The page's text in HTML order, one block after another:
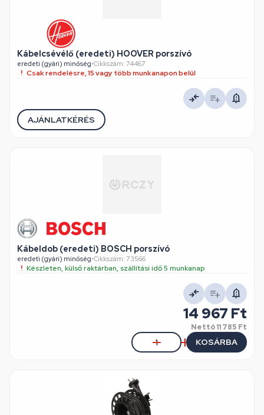
Kábelcsévélő (eredeti) HOOVER porszívó
eredeti (gyári) minőség•Cikkszám: 74467
Csak rendelésre, 15 vagy több munkanapon belül
AJÁNLATKÉRÉS
Kábeldob (eredeti) BOSCH porszívó
eredeti (gyári) minőség•Cikkszám: 73566
Készleten, külső raktárban, szállítási idő 5 munkanap
14 967 Ft
Nettó11 785 Ft
KOSÁRBA